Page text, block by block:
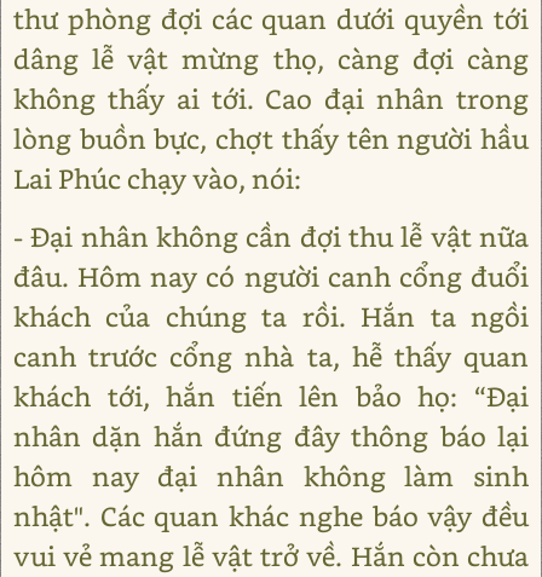
thư phòng đợi các quan dưới quyền tới
dâng lễ vật mừng thọ, càng đợi càng
không thấy ai tới. Cao đại nhân trong
lòng buồn bực, chợt thấy tên người hầu
Lai Phúc chạy vào, nói:
- Đại nhân không cần đợi thu lễ vật nữa
đâu. Hôm nay có người canh cổng đuổi
khách của chúng ta rồi. Hắn ta ngồi
canh trước cổng nhà ta, hễ thấy quan
khách tới, hắn tiến lên bảo họ: “Đại
nhân dặn hắn đứng đây thông báo lại
hôm nay đại nhân không làm sinh
nhật". Các quan khác nghe báo vậy đều
vui vẻ mang lễ vật trở về. Hắn còn chưa